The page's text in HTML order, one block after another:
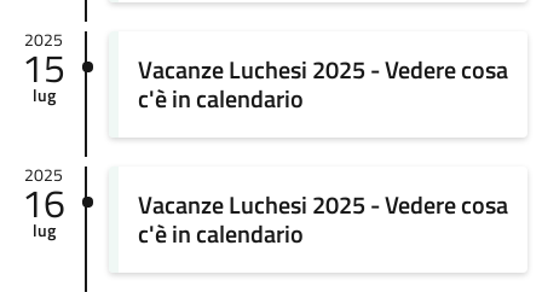
2025
15
lug
Vacanze Luchesi 2025 - Vedere cosa
c'è in calendario
2025
16
lug
Vacanze Luchesi 2025 - Vedere cosa
c'è in calendario